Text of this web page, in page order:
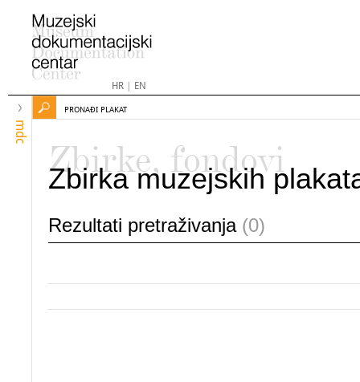
HR| EN
mdc
PRONAĐI PLAKAT
Zbirke, fondovi
Zbirka muzejskih
Rezultati pretraživanja (0)